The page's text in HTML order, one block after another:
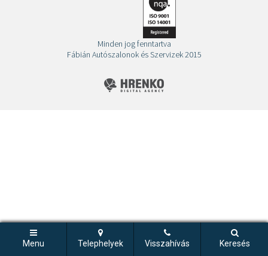
Menu Telephelyek Visszahívás Keresés
Minden jog fenntartva
Fábián Autószalonok és Szervizek 2015